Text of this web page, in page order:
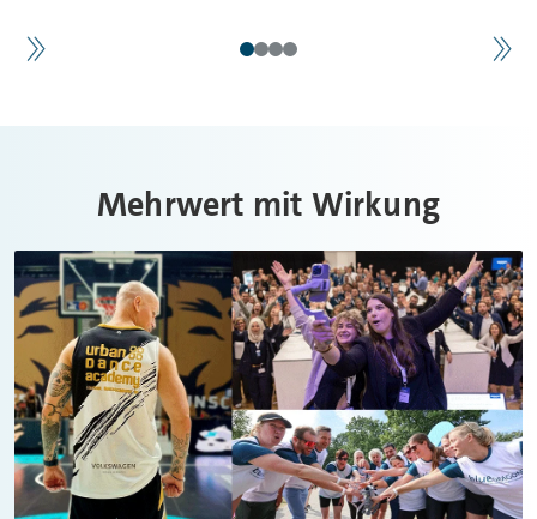
Mehrwert mit Wirkung